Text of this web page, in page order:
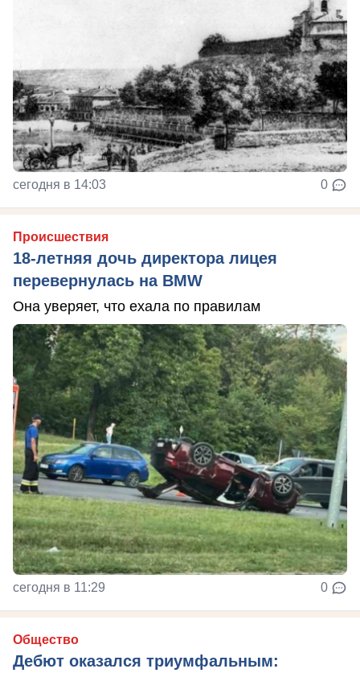
сегодня в 14:03 0
Происшествия
18-летняя дочь директора лицея
перевернулась на BMW
Она уверяет, что ехала по правилам
сегодня в 11:29 0
Общество
Дебют оказался триумфальным: